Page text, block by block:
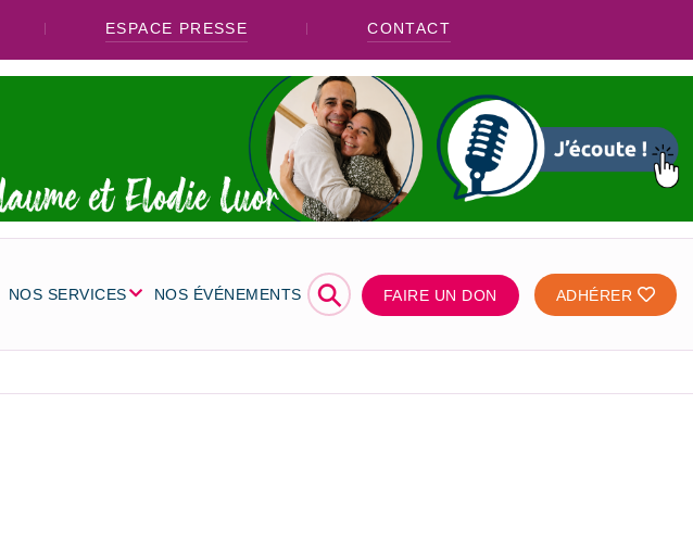
ESPACE PRESSE CONTACT
NOS SERVICES NOS ÉVÉNEMENTS ⚲ FAIRE UN DON ADHÉRER